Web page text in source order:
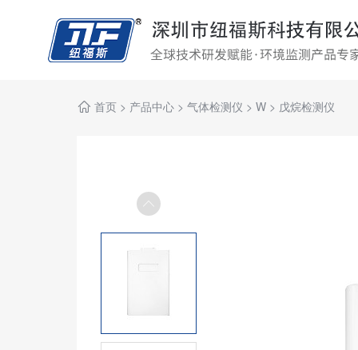
首页 > 产品中心 > 气体检测仪 > W > 戊烷检测仪